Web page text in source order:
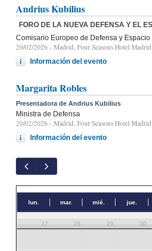
Andrius Kubilius
FORO DE LA NUEVA DEFENSA Y EL
Comisario Europeo de Defensa y Espacio
20/02/2026 - Madrid, Four Seasons Hotel
Información del evento
Margarita Robles
Presentadora de Andrius Kubilius
Ministra de Defensa
20/02/2026 - Madrid, Four Seasons Hotel
Información del evento
lun. mar. mié. jue.
27 28 29 30